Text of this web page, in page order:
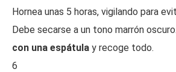
Hornea unas 5 horas, vigilando para
Debe secarse a un tono marrón
con una espátula y recoge todo.
6